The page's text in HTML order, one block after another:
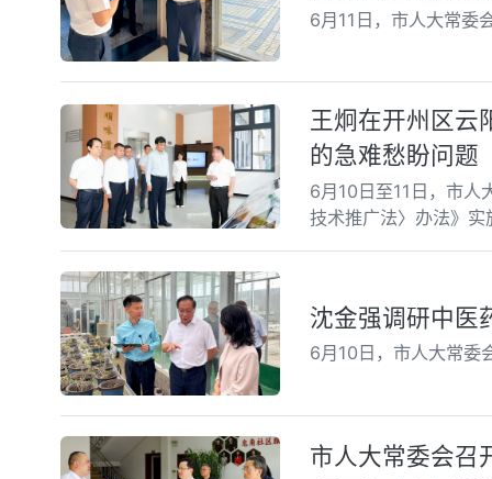
6月11日，市人大常委
王炯在开州区云
的急难愁盼问题
6月10日至11日，市人
技术推广法〉办法》
沈金强调研中医
6月10日，市人大常委
市人大常委会召